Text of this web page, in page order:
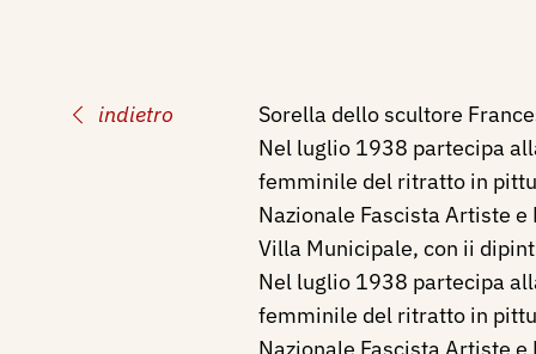
indietro
Sorella dello scultore
Nel luglio 1938 partecipa
femminile del ritratto in
Nazionale Fascista Artiste e
Villa Municipale, con ii
Nel luglio 1938 partecipa
femminile del ritratto in